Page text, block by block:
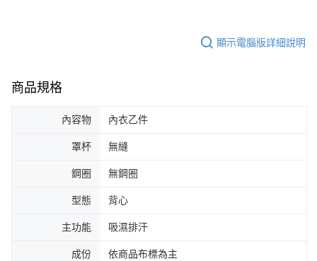
顯示電腦版詳細說明
商品規格
內容物 內衣乙件
罩杯 無縫
鋼圈 無鋼圈
型態 背心
主功能 吸濕排汗
成份 依商品布標為主